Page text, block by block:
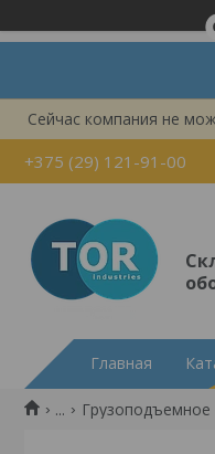
Сейчас компания не
+375 (29) 121-91-00
Главная
...